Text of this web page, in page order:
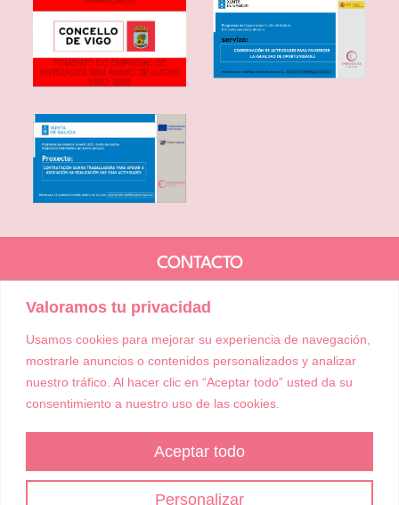
Valoramos tu privacidad
Usamos cookies para mejorar su experiencia de navegación,
mostrarle anuncios o contenidos personalizados y analizar
nuestro tráfico. Al hacer clic en “Aceptar todo” usted da su
consentimiento a nuestro uso de las cookies.
Personalizar
Aceptar todo
CONTACTO
info@empresariasgalicia.com
¡Hazte socia/o!